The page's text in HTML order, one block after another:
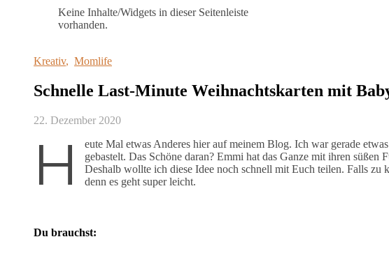
Keine Inhalte/Widgets in dieser Seitenleiste
vorhanden.
Kreativ, Momlife
Schnelle Last-Minute Weihnachtskarten mit
22. Dezember 2020
H
eute Mal etwas Anderes hier auf meinem Blog. Ich war gerade
gebastelt. Das Schöne daran? Emmi hat das Ganze mit ihren süßen
Deshalb wollte ich diese Idee noch schnell mit Euch teilen. Falls
denn es geht super leicht.
Du brauchst: